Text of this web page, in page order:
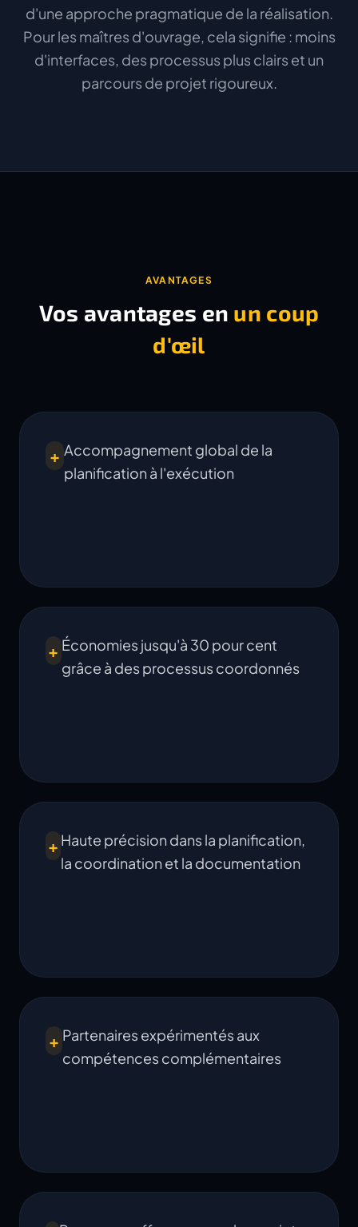
d'une approche pragmatique de la réalisation.
Pour les maîtres d'ouvrage, cela signifie : moins
d'interfaces, des processus plus clairs et un
parcours de projet rigoureux.
AVANTAGES
Vos avantages en un coup
d'œil
+ Accompagnement global de la
planification à l'exécution
+ Économies jusqu'à 30 pour cent
grâce à des processus coordonnés
+Haute précision dans la planification,
la coordination et la documentation
+ Partenaires expérimentés aux
compétences complémentaires